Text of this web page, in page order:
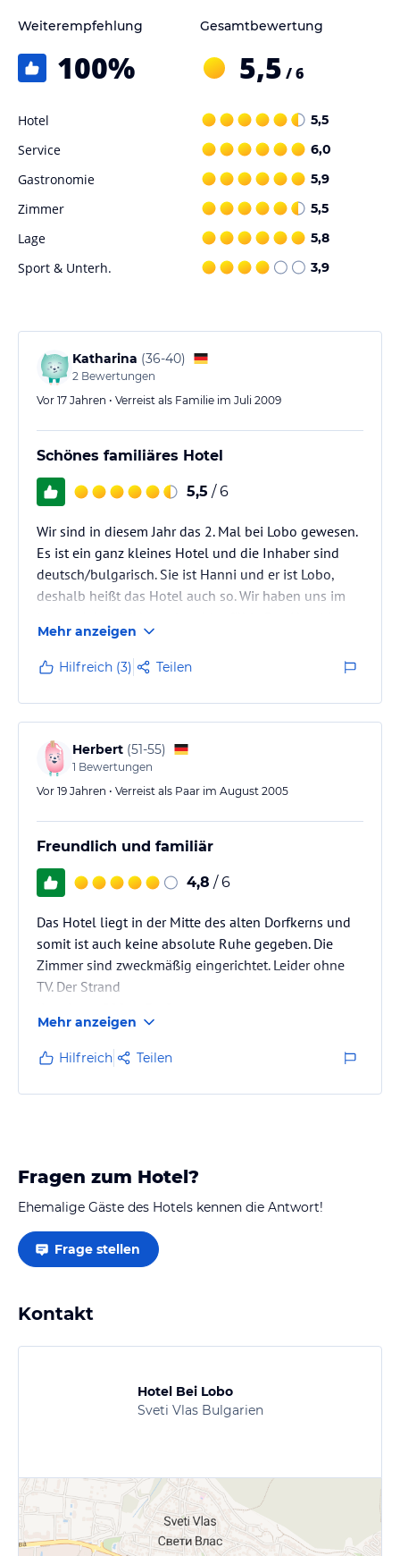
Weiterempfehlung
100%
Gesamtbewertung
5,5 / 6
Hotel 5,5
Service 6,0
Gastronomie 5,9
Zimmer 5,5
Lage 5,8
Sport & Unterh. 3,9
Katharina (36-40)
2 Bewertungen
Vor 17 Jahren • Verreist als Familie im Juli 2009
Schönes familiäres Hotel
5,5 / 6
Wir sind in diesem Jahr das 2. Mal bei Lobo gewesen.
Es ist ein ganz kleines Hotel und die Inhaber sind
deutsch/bulgarisch. Sie ist Hanni und er ist Lobo,
deshalb heißt das Hotel auch so. Wir haben uns im
zwar keinen Pool und die Zimmer sind einfach
ausgestattet, aber es ist immer sehr sauber und die
Hotelinhaber sind sehr sehr nett und zugänglich.
Viele Stammgäste verbringen dort Ihren
Sommerurlaub. Wir sind mit unserem 6/7 jährigem
Jungen dort gewesen und auch…
Mehr anzeigen
Hilfreich (3) Teilen
Herbert (51-55)
1 Bewertungen
Vor 19 Jahren • Verreist als Paar im August 2005
Freundlich und familiär
4,8 / 6
Das Hotel liegt in der Mitte des alten Dorfkerns und
somit ist auch keine absolute Ruhe gegeben. Die
Zimmer sind zweckmäßig eingerichtet. Leider ohne
TV. Der Strand
Mehr anzeigen
Hilfreich Teilen
Fragen zum Hotel?
Ehemalige Gäste des Hotels kennen die Antwort!
Frage stellen
Kontakt
Hotel Bei Lobo
Sveti Vlas Bulgarien